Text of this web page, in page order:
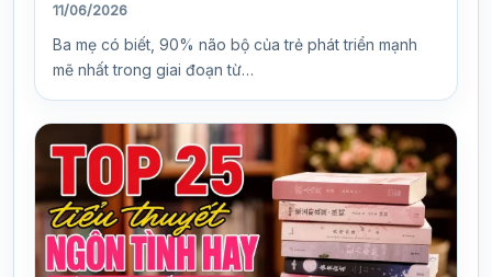
11/06/2026
Ba mẹ có biết, 90% não bộ của trẻ phát triển mạnh
mẽ nhất trong giai đoạn từ…